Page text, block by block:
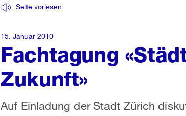
Fachtagung
Zukunft»
Seite vorlesen
Auf Einladung der Stadt Zürich
15. Januar 2010